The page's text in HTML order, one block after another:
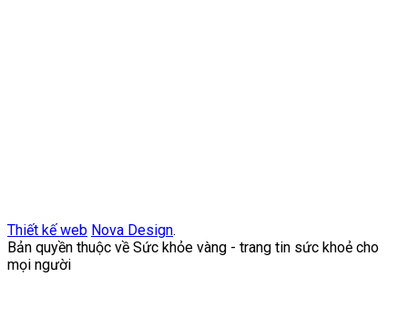
Thiết kế web Nova Design.
Bản quyền thuộc về Sức khỏe vàng - trang tin sức khoẻ cho
mọi người